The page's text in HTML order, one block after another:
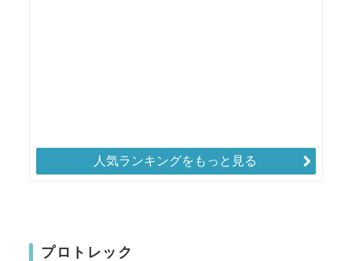
人気ランキングをもっと見る
プロトレック